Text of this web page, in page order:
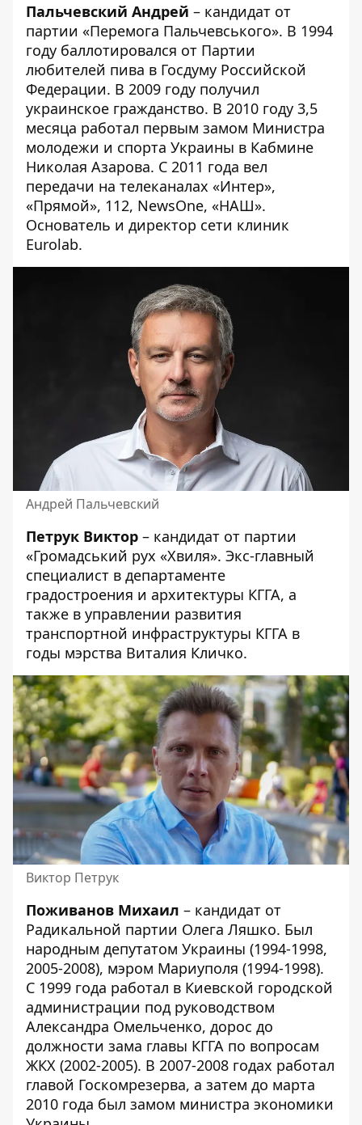
Пальчевский Андрей – кандидат от
партии «Перемога Пальчевського». В 1994
году баллотировался от Партии
любителей пива в Госдуму Российской
Федерации. В 2009 году получил
украинское гражданство. В 2010 году 3,5
месяца работал первым замом Министра
молодежи и спорта Украины в Кабмине
Николая Азарова. С 2011 года вел
передачи на телеканалах «Интер»,
«Прямой», 112, NewsOne, «НАШ».
Основатель и директор сети клиник
Eurolab.
Андрей Пальчевский
Петрук Виктор – кандидат от партии
«Громадський рух «Хвиля». Экс-главный
специалист в департаменте
градостроения и архитектуры КГГА, а
также в управлении развития
транспортной инфраструктуры КГГА в
годы мэрства Виталия Кличко.
Виктор Петрук
Поживанов Михаил – кандидат от
Радикальной партии Олега Ляшко. Был
народным депутатом Украины (1994-1998,
2005-2008), мэром Мариуполя (1994-1998).
С 1999 года работал в Киевской городской
администрации под руководством
Александра Омельченко, дорос до
должности зама главы КГГА по вопросам
ЖКХ (2002-2005). В 2007-2008 годах работал
главой Госкомрезерва, а затем до марта
2010 года был замом министра экономики